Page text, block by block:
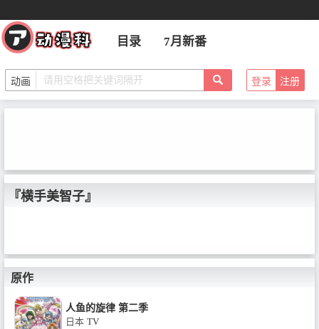
目录 7月新番
登录 注册
『横手美智子』
原作
人鱼的旋律 第二季
日本 TV